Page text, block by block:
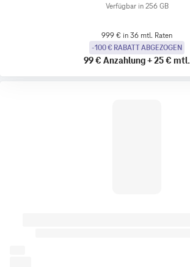
Verfügbar in 256 GB
999 € in 36 mtl. Raten
-100 € RABATT ABGEZOGEN
99 € Anzahlung+25 € mtl.